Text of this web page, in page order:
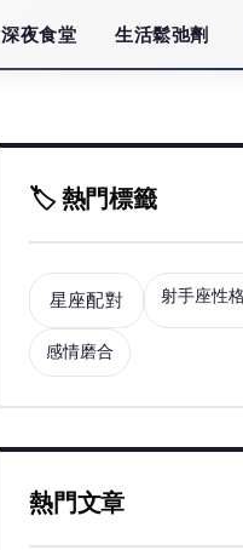
深夜食堂 生活鬆弛劑
🏷️ 熱門標籤
星座配對 射手座性
感情磨合
熱門文章